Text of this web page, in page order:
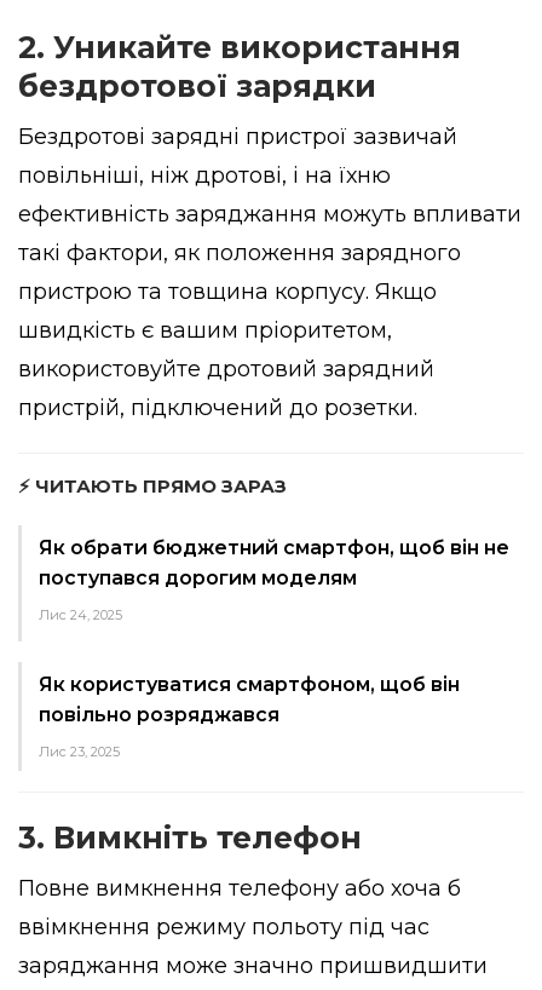
2. Уникайте використання
бездротової зарядки
Бездротові зарядні пристрої зазвичай
повільніші, ніж дротові, і на їхню
ефективність заряджання можуть впливати
такі фактори, як положення зарядного
пристрою та товщина корпусу. Якщо
швидкість є вашим пріоритетом,
використовуйте дротовий зарядний
пристрій, підключений до розетки.
⚡ ЧИТАЮТЬ ПРЯМО ЗАРАЗ
Як обрати бюджетний смартфон, щоб він не
поступався дорогим моделям
Лис 24, 2025
Як користуватися смартфоном, щоб він
повільно розряджався
Лис 23, 2025
3. Вимкніть телефон
Повне вимкнення телефону або хоча б
ввімкнення режиму польоту під час
заряджання може значно пришвидшити